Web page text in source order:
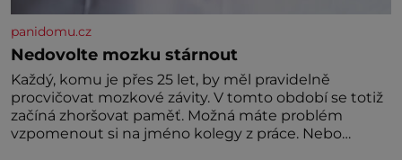
panidomu.cz
Nedovolte mozku stárnout
Každý, komu je přes 25 let, by měl pravidelně
procvičovat mozkové závity. V tomto období se totiž
začíná zhoršovat paměť. Možná máte problém
vzpomenout si na jméno kolegy z práce. Nebo